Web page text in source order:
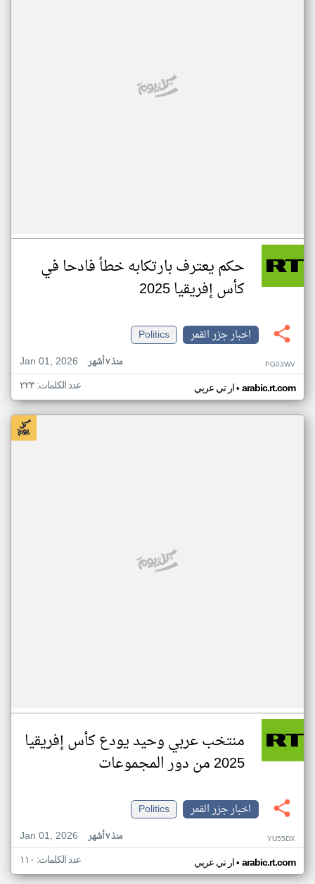
حكم يعترف بارتكابه خطأ فادحا في
كأس إفريقيا 2025
اخبار جزر القمر
Politics
Jan 01, 2026
منذ ٧ أشهر PG03WV
ار تي عربي• arabic.rt.com عدد الكلمات: ٢٢٣
منتخب عربي وحيد يودع كأس إفريقيا
2025 من دور المجموعات
اخبار جزر القمر
Politics
Jan 01, 2026
منذ ٧ أشهر YU55DX
ار تي عربي• arabic.rt.com عدد الكلمات: ١١٠